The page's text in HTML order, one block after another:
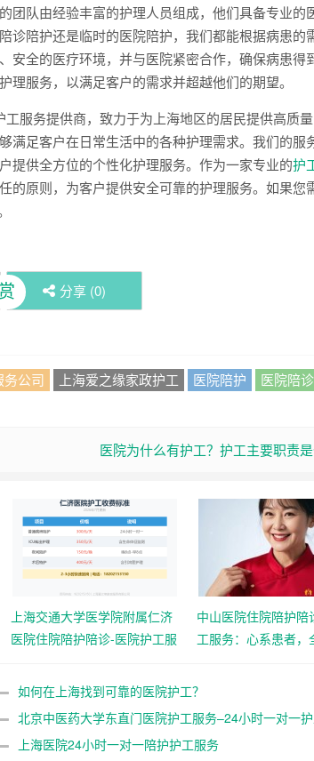
团队由经验丰富的护理人员组成，他们具备专业的
诊陪护还是临时的医院陪护，我们都能根据病患的
安全的医疗环境，并与医院紧密合作，确保病患得
理服务，以满足客户的需求并超越他们的期望。
工服务提供商，致力于为上海地区的居民提供高质
满足客户在日常生活中的各种护理需求。我们的服
提供全方位的个性化护理服务。作为一家专业的护
的原则，为客户提供安全可靠的护理服务。如果您
分享 (0)
务公司 上海爱之缘家政护工 医院陪护
医院陪
医院为什么有护工？护工主要职责是
上海交通大学医学院附属仁济
医院住院陪护陪诊-医院护工服
中山医院住院陪护陪
工服务：心系患者，
如何在上海找到可靠的医院护工？
北京中医药大学东直门医院护工服务–24小时一对一
护
上海医院24小时一对一陪护护工服务